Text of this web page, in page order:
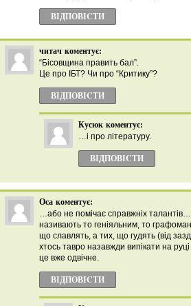
ВІДПОВІCТИ
читач коментує:
“Бісовщина править бал”.
Це про ІБТ? Чи про “Критику”?
ВІДПОВІCТИ
Кусюк коментує:
…і про літературу.
ВІДПОВІCТИ
Оса коментує:
…або не помічає справжніх
називають то геніяльним, то
що славлять, а тих, що гудять (від
хтось тавро назавжди випікати на
це вже одвічне.
ВІДПОВІCТИ